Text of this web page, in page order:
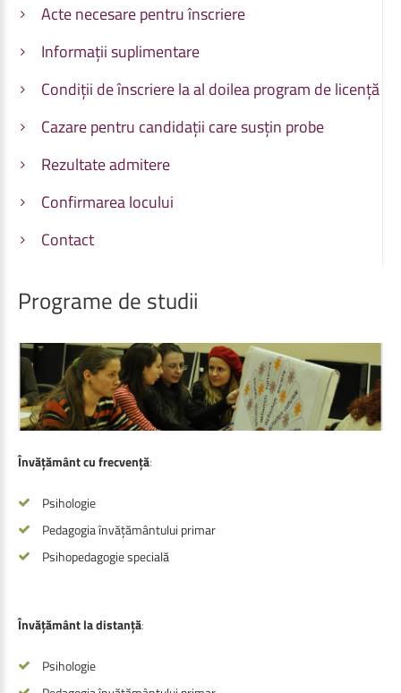
Acte necesare pentru înscriere
Informații suplimentare
Condiții de înscriere la al doilea program de licență
Cazare pentru candidații care susțin probe
Rezultate admitere
Confirmarea locului
Contact
Programe de studii
Învățământ cu frecvență:
Psihologie
Pedagogia învățământului primar
Psihopedagogie specială
Învățământ la distanță:
Psihologie